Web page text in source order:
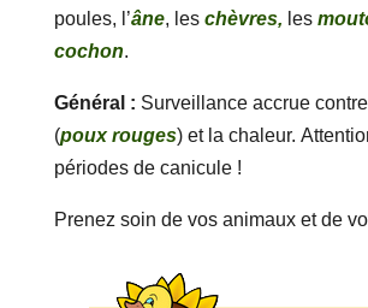
poules, l’âne, les chèvres, les
cochon.
Général : Surveillance accrue
(poux rouges) et la chaleur.
périodes de canicule !
Prenez soin de vos animaux et de